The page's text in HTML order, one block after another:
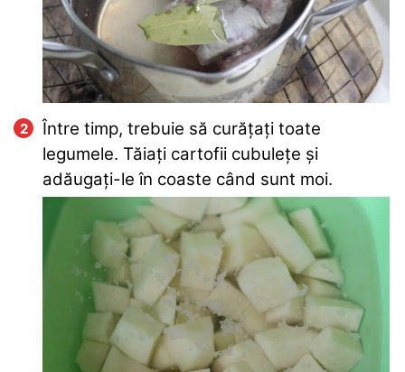
Între timp, trebuie să curățați toate
legumele. Tăiați cartofii cubulețe și
adăugați-le în coaste când sunt moi.